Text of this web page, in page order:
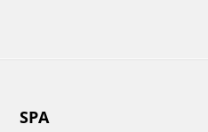
SPA